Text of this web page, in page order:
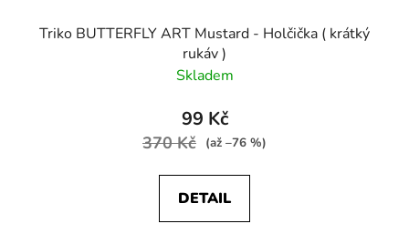
Triko BUTTERFLY ART Mustard - Holčička ( krátký
rukáv )
Skladem
99 Kč
370 Kč (až –76 %)
DETAIL